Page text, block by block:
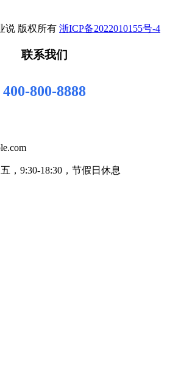
说 版权所有 浙ICP备2022010155号-4
联系我们
400-800-8888
，9:30-18:30，节假日休息